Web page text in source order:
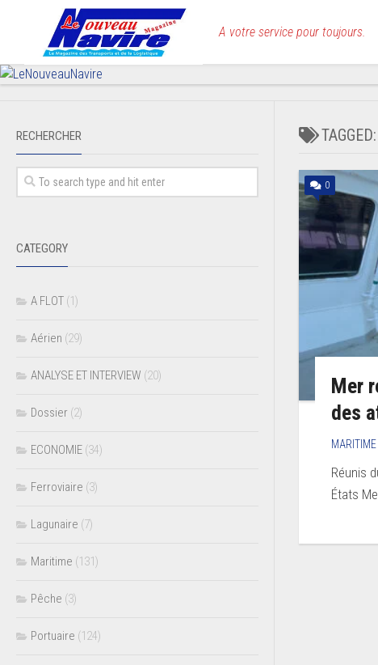
A votre service pour toujours.
TAGGED:
0
Mer
des
MARITIME
Réunis
États
RECHERCHER
CATEGORY
A FLOT (1)
Aérien (29)
ANALYSE ET INTERVIEW (20)
Dossier (2)
ECONOMIE (34)
Ferroviaire (3)
Lagunaire (7)
Maritime (131)
Pêche (3)
Portuaire (124)